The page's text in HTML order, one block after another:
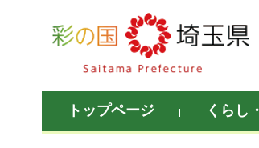
彩の国 埼玉県
トップページ くらし